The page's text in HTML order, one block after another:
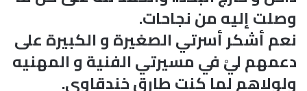
وصلت إليه من نجاحات.
نعم أشكر أسرتي الصغيرة و الكبيرة على
دعمهم ليْ في مسيرتي الفنية و المهنيه
ولولاهم لما كنت طارق خندقاوي.